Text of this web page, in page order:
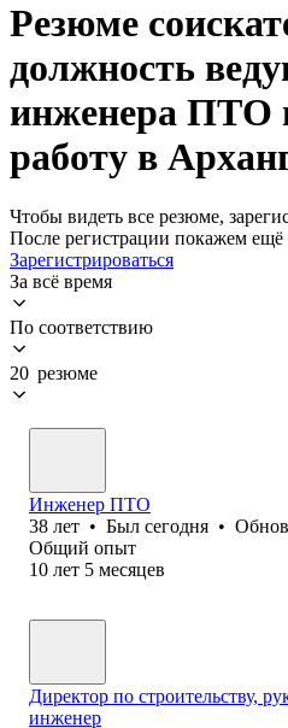
Резюме
должность
инженера ПТО
работу в
Чтобы видеть все резюме,
После регистрации покажем
Зарегистрироваться
За всё время
По соответствию
20 резюме
Инженер ПТО
38 лет • Был сегодня •
Общий опыт
10 лет 5 месяцев
Директор по строительству,
инженер